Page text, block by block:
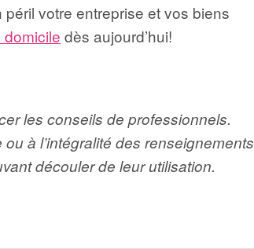
votre entreprise et vos biens
dès aujourd’hui!
les conseils de professionnels.
à l’intégralité des renseignements
découler de leur utilisation.